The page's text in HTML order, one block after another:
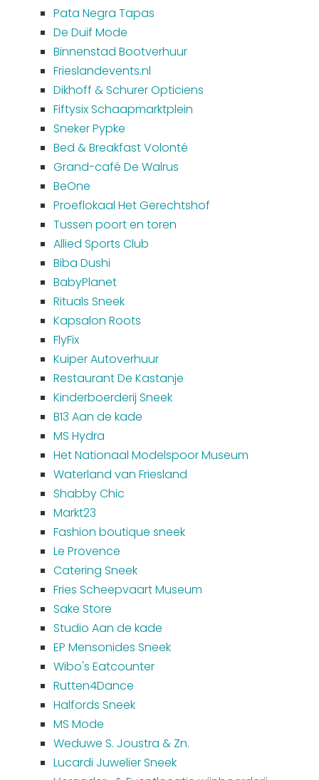
Pata Negra Tapas
De Duif Mode
Binnenstad Bootverhuur
Frieslandevents.nl
Dikhoff & Schurer Opticiens
Fiftysix Schaapmarktplein
Sneker Pypke
Bed & Breakfast Volonté
Grand-café De Walrus
BeOne
Proeflokaal Het Gerechtshof
Tussen poort en toren
Allied Sports Club
Biba Dushi
BabyPlanet
Rituals Sneek
Kapsalon Roots
FlyFix
Kuiper Autoverhuur
Restaurant De Kastanje
Kinderboerderij Sneek
B13 Aan de kade
MS Hydra
Het Nationaal Modelspoor Museum
Waterland van Friesland
Shabby Chic
Markt23
Fashion boutique sneek
Le Provence
Catering Sneek
Fries Scheepvaart Museum
Sake Store
Studio Aan de kade
EP Mensonides Sneek
Wibo's Eatcounter
Rutten4Dance
Halfords Sneek
MS Mode
Weduwe S. Joustra & Zn.
Lucardi Juwelier Sneek